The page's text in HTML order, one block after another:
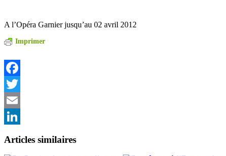
A l’Opéra Garnier jusqu’au 02 avril 2012
Imprimer
Facebook
Twitter
Email
Articles similaires